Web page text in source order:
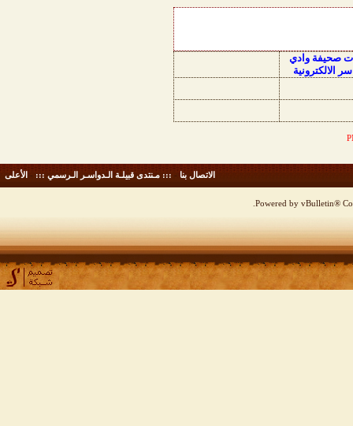
صحيفة وادي
الالكترونية
الاتصال بنا - ::: مـنتدى قبيلـة الـدواسـر الـرسمي ::: - الأعلى
Powered by vBulletin®